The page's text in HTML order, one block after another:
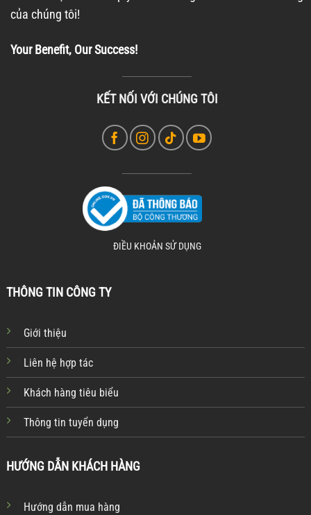
của chúng tôi!
Your Benefit, Our Success!
KẾT NỐI VỚI CHÚNG TÔI
ĐIỀU KHOẢN SỬ DỤNG
THÔNG TIN CÔNG TY
Giới thiệu
Liên hệ hợp tác
Khách hàng tiêu biểu
Thông tin tuyển dụng
HƯỚNG DẪN KHÁCH HÀNG
Hướng dẫn mua hàng